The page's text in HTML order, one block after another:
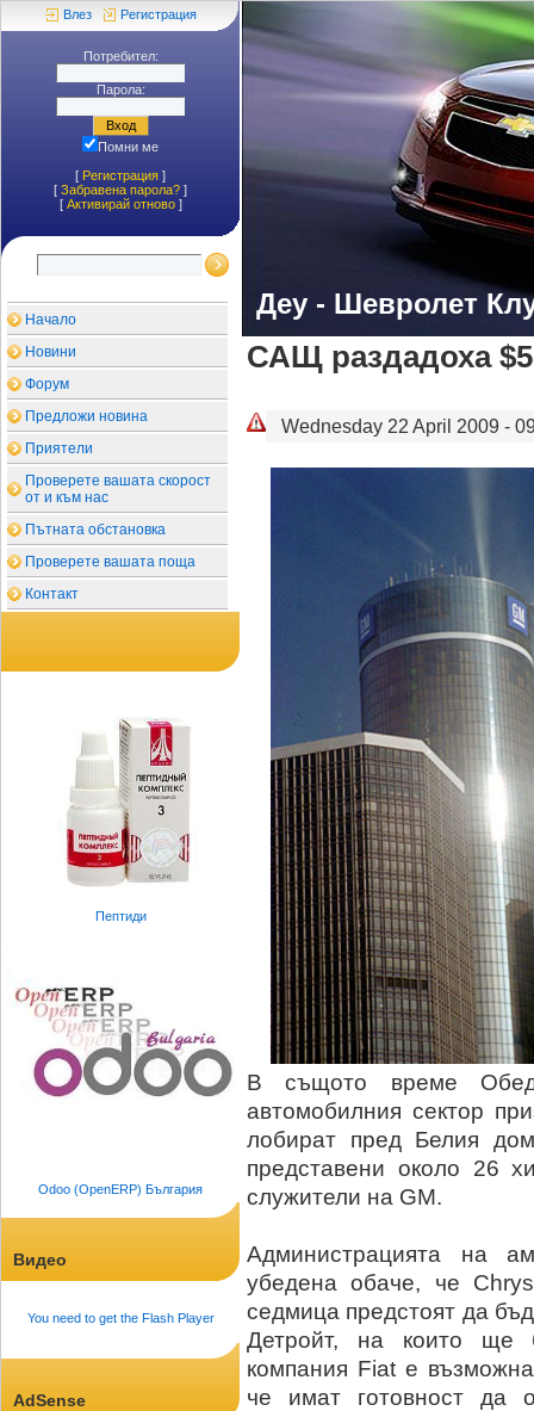
Влез Регистрация
Потребител:
Парола:
Помни ме
[ Регистрация ]
[ Забравена парола? ]
[ Aктивирай отново]
Начало
Новини
Форум
Предложи новина
Приятели
Проверете вашата скорост
от и към нас
Пътната обстановка
Проверете вашата поща
Контакт
Пептиди
Odoo (OpenERP) България
Видео
You need to get the Flash Player
AdSense
Деу - Шевролет
САЩ раздадоха
Wednesday 22 April 2009 -
В същото време
автомобилния сектор
лобират пред Белия
представени около 26
служители на GM.
Администрацията на
убедена обаче, че
седмица предстоят да
Детройт, на които ще
компания Fiat е
че имат готовност да